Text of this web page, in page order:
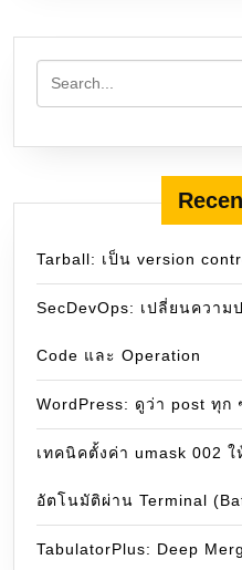
Tarball: เป็น version
SecDevOps: เปลี่ยนความ
Code และ Operation
WordPress: ดูว่า post ทุก
เทคนิคตั้งค่า umask 002
อัตโนมัติผ่าน Terminal
TabulatorPlus: Deep